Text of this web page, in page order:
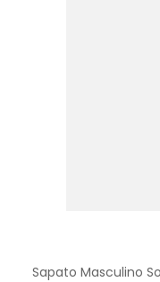
Sapato Masculino